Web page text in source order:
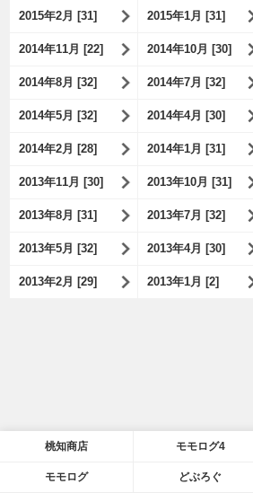
2015年2月 [31] 2015年1月 [31]
2014年11月 [22] 2014年10月 [30]
2014年8月 [32] 2014年7月 [32]
2014年5月 [32] 2014年4月 [30]
2014年2月 [28] 2014年1月 [31]
2013年11月 [30] 2013年10月 [31]
2013年8月 [31] 2013年7月 [32]
2013年5月 [32] 2013年4月 [30]
2013年2月 [29] 2013年1月 [2]
桃知商店 モモログ4
モモログ どぶろぐ